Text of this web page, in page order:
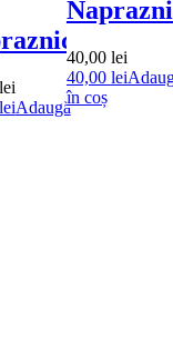
lei
leiAdaugă
40,00 lei
40,00 lei
în coș